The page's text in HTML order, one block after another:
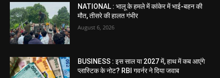
NATIONAL : भालू के हमले में कांकेर में भाई-बहन की
मौत, तीसरे की हालत गंभीर
August 6, 2026
BUSINESS : इस साल या 2027 में, हाथ में कब आएंगे
प्लास्टिक के नोट? RBI गवर्नर ने दिया जवाब